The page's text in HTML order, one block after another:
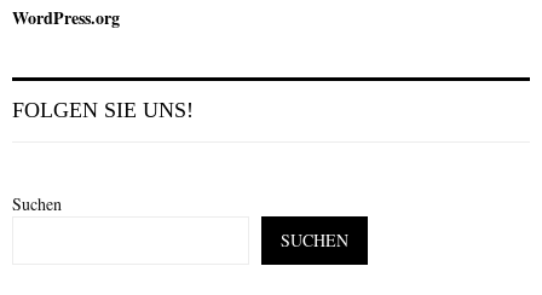
WordPress.org
FOLGEN SIE UNS!
Suchen
SUCHEN